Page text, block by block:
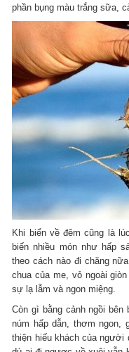
phần bụng màu trắng sữa,
Khi biển về đêm cũng là
biến nhiều món như hấp
theo cách nào đi chăng
chua của me, vỏ ngoài
sự lạ lẫm và ngon miệng.
Còn gì bằng cảnh ngồi
núm hấp dẫn, thơm ngon,
thiện hiếu khách của người